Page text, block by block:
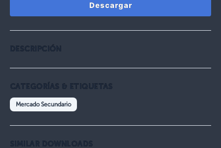
Descargar
DESCRIPCIÓN
CATEGORÍAS & ETIQUETAS
Mercado Secundario
SIMILAR DOWNLOADS